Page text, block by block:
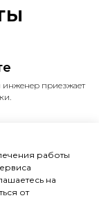
приезжает
работы
на
от